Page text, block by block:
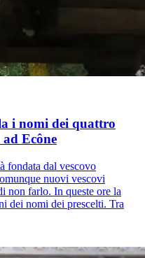
i nomi dei quattro
Ecône
fondata dal vescovo
nuovi vescovi
non farlo. In queste ore la
dei nomi dei prescelti. Tra